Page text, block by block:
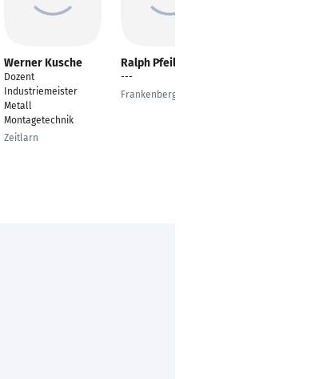
Werner Kusche
Dozent
Industriemeister
Metall
Montagetechnik
Zeitlarn
Ralph Pfeil
---
Frankenberg